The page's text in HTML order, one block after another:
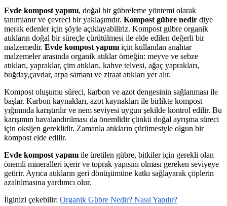
Evde kompost yapımı, doğal bir gübreleme yöntemi olarak
tanımlanır ve çevreci bir yaklaşımdır. Kompost gübre nedir diye
merak edenler için şöyle açıklayabiliriz. Kompost gübre organik
atıkların doğal bir süreçle çürütülmesi ile elde edilen değerli bir
malzemedir. Evde kompost yapımı için kullanılan anahtar
malzemeler arasında organik atıklar örneğin: meyve ve sebze
atıkları, yapraklar, çim atıkları, kahve telvesi, ağaç yaprakları,
buğday,çavdar, arpa samanı ve ziraat atıkları yer alır.
Kompost oluşumu süreci, karbon ve azot dengesinin sağlanması ile
başlar. Karbon kaynakları, azot kaynakları ile birlikte kompost
yığınında karıştırılır ve nem seviyesi uygun şekilde kontrol edilir. Bu
karışımın havalandırılması da önemlidir çünkü doğal ayrışma süreci
için oksijen gereklidir. Zamanla atıkların çürümesiyle olgun bir
kompost elde edilir.
Evde kompost yapımı ile üretilen gübre, bitkiler için gerekli olan
önemli mineralleri içerir ve toprak yapısını olması gereken seviyeye
getirir. Ayrıca atıkların geri dönüşümüne katkı sağlayarak çöplerin
azaltılmasına yardımcı olur.
İlginizi çekebilir: Organik Gübre Nedir? Nasıl Yapılır?